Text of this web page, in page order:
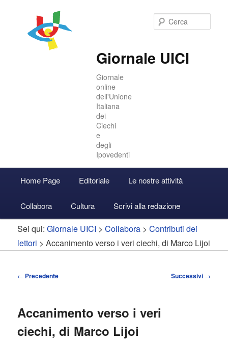
Giornale UICI
Giornale
online
dell'Unione
Italiana
dei
Ciechi
e
degli
Ipovedenti
principale
Vai
al
contenuto
Vai
al
contenuto
Accedi
Home Page Editoriale Le nostre attività
Collabora Cultura Scrivi alla redazione
Sei qui:Giornale UICI >Collabora >Contributi dei
lettori > Accanimento verso i veri ciechi, di Marco Lijoi
Navigazione
← Precedente Successivi →
Accanimento verso i veri
ciechi, di Marco Lijoi